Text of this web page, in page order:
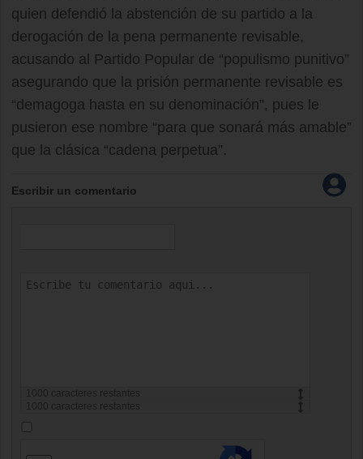
quien defendió la abstención de su partido a la
derogación de la pena permanente revisable,
acusando al Partido Popular de “populismo punitivo”
asegurando que la prisión permanente revisable es
“demagoga hasta en su denominación”, pues le
pusieron ese nombre “para que sonará más amable”
que la clásica “cadena perpetua”.
Escribir un comentario
caracteres restantes
caracteres restantes